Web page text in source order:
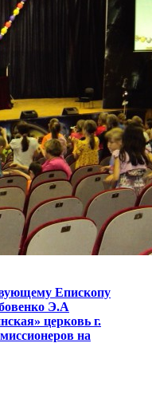
Епископу
Э.А
церковь г.
на